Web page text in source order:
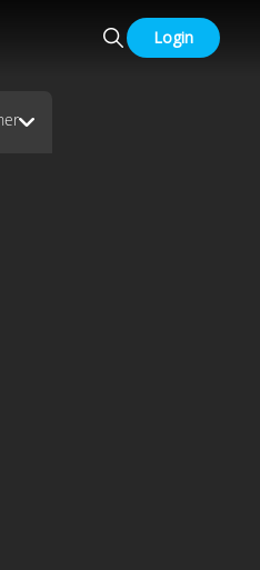
Login